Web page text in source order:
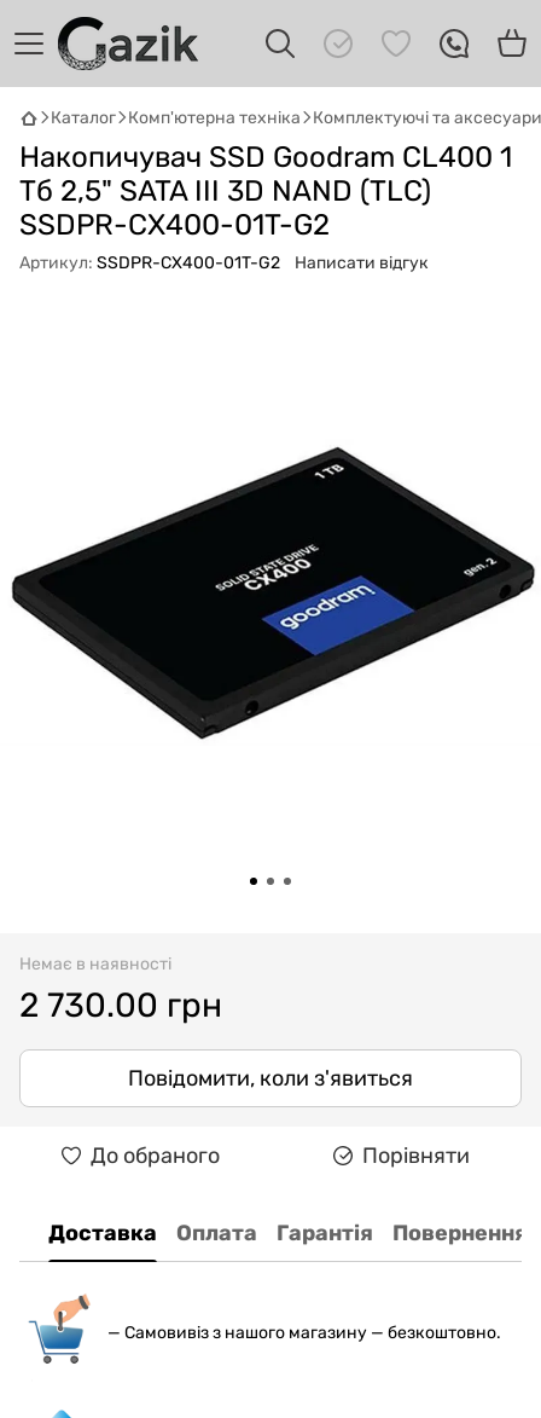
Каталог Комп'ютерна техніка Комплектуючі та аксесуари
Накопичувач SSD Goodram CL400 1
Тб 2,5" SATA III 3D NAND (TLC)
SSDPR-CX400-01T-G2
Артикул: SSDPR-CX400-01T-G2 Написати відгук
Немає в наявності
2 730.00 грн
Повідомити, коли з'явиться
До обраного Порівняти
Доставка Оплата Гарантія Повернення
— Самовивіз з нашого магазину — безкоштовно.
Онлайн · пошук техніки
Привіт! 👋 Я Gazik AI — допоможу
Що шукаєш?